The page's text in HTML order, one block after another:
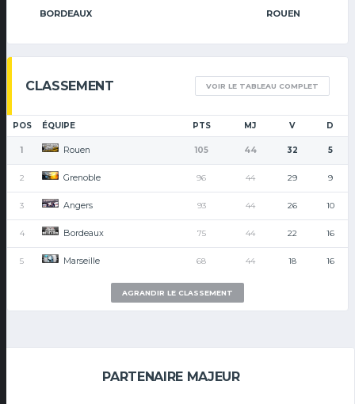
BORDEAUX ROUEN
CLASSEMENT VOIR LE TABLEAU COMPLET
POS ÉQUIPE PTS MJ V D
1 Rouen 105 44 32 5
2 Grenoble 96 44 29 9
3 Angers 93 44 26 10
4 Bordeaux 75 44 22 16
5 Marseille 68 44 18 16
AGRANDIR LE CLASSEMENT
PARTENAIRE MAJEUR